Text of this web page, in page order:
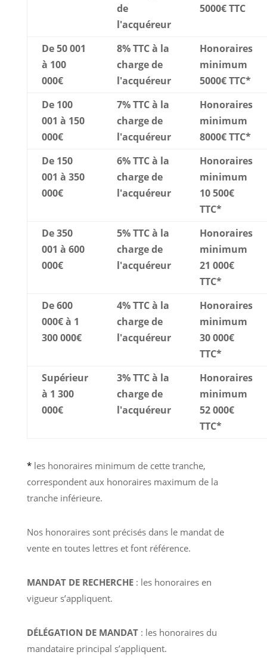
de
l'acquéreur
5000€ TTC
De 50 001
à 100
000€
8% TTC à la
charge de
l'acquéreur
Honoraires
minimum
5000€ TTC*
De 100
001 à 150
000€
7% TTC à la
charge de
l'acquéreur
Honoraires
minimum
8000€ TTC*
De 150
001 à 350
000€
6% TTC à la
charge de
l'acquéreur
Honoraires
minimum
10 500€
TTC*
De 350
001 à 600
000€
5% TTC à la
charge de
l'acquéreur
Honoraires
minimum
21 000€
TTC*
De 600
000€ à 1
300 000€
4% TTC à la
charge de
l'acquéreur
Honoraires
minimum
30 000€
TTC*
Supérieur
à 1 300
000€
3% TTC à la
charge de
l'acquéreur
Honoraires
minimum
52 000€
TTC*
*les honoraires minimum de cette tranche,
correspondent aux honoraires maximum de la
tranche inférieure.
Nos honoraires sont précisés dans le mandat de
vente en toutes lettres et font référence.
MANDAT DE RECHERCHE: les honoraires en
vigueur s’appliquent.
DÉLÉGATION DE MANDAT: les honoraires du
mandataire principal s’appliquent.